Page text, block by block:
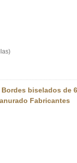
biselados de 6
Fabricantes